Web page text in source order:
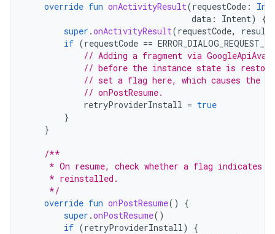
override fun onActivityResult(requestCode : Int
data : Intent)
{
super .onActivityResult(requestCode,
if (requestCode ==
// Adding a fragment via
// before the instance state is
// set a flag here, which causes the
// onPostResume.
retryProviderInstall = true
}
}
/**
* On resume, check whether a flag indicates
     * reinstalled.
     */
override fun onPostResume()
{
super .onPostResume()
if (retryProviderInstall)
{